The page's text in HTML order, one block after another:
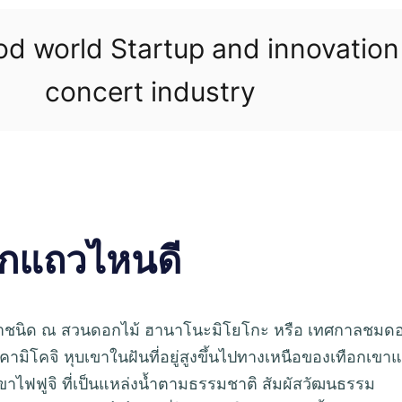
world Startup and
concert industry
แถวไหนดี
นิด ณ สวนดอกไม้ ฮานาโนะมิโยโกะ หรือ เทศกาลชมด
มิโคจิ หุบเขาในฝันที่อยู่สูงขึ้นไปทางเหนือของเทือกเขา
ไฟฟูจิ ที่เป็นแหล่งนํ้าตามธรรมชาติ สัมผัสวัฒนธรรม